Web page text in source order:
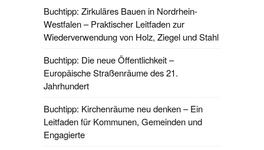
Buchtipp: Zirkuläres Bauen in Nordrhein-
Westfalen – Praktischer Leitfaden zur
Wiederverwendung von Holz, Ziegel und Stahl
Buchtipp: Die neue Öffentlichkeit –
Europäische Straßenräume des 21.
Jahrhundert
Buchtipp: Kirchenräume neu denken – Ein
Leitfaden für Kommunen, Gemeinden und
Engagierte